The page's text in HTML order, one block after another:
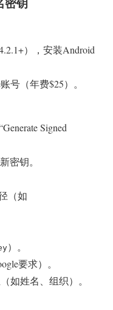
），安装Android
号（年费$25）。
Signed
密钥。
（如
）。
要求）。
如姓名、组织）。